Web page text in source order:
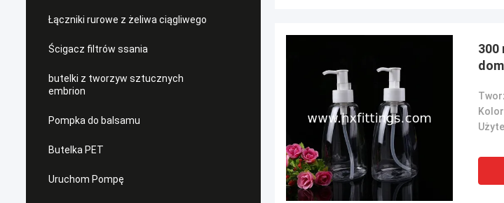
Łączniki rurowe z żeliwa ciągliwego
Ścigacz filtrów ssania
butelki z tworzyw sztucznych
embrion
Pompka do balsamu
Butelka PET
Uruchom Pompę
300